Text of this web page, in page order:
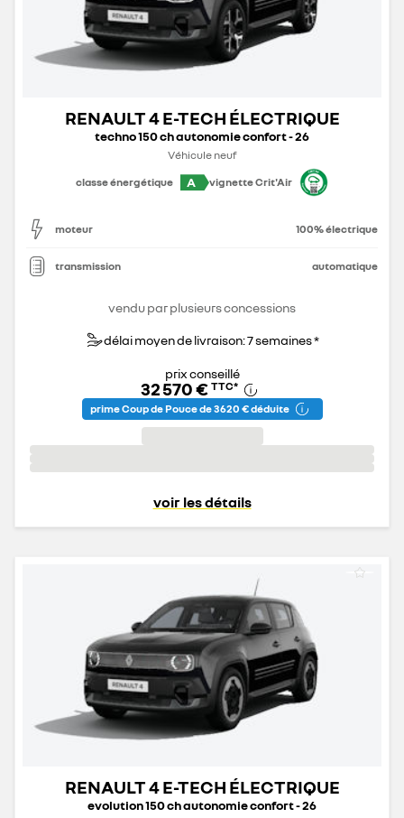
RENAULT 4 E-TECH ÉLECTRIQUE
techno 150 ch autonomie confort - 26
Véhicule neuf
classe énergétique
A vignette Crit'Air
moteur 100% électrique
transmission automatique
vendu par plusieurs concessions
délai moyen de livraison: 7 semaines *
prix conseillé
32 570 € TTC*
prime Coup de Pouce de 3 620 € déduite
voir les détails
RENAULT 4 E-TECH ÉLECTRIQUE
evolution 150 ch autonomie confort - 26